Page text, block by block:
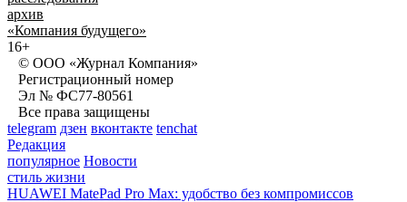
архив
«Компания будущего»
16+
© ООО «Журнал Компания»
Регистрационный номер
Эл № ФС77-80561
Все права защищены
telegram дзен вконтакте tenchat
Редакция
популярное Новости
стиль жизни
HUAWEI MatePad Pro Max: удобство без компромиссов